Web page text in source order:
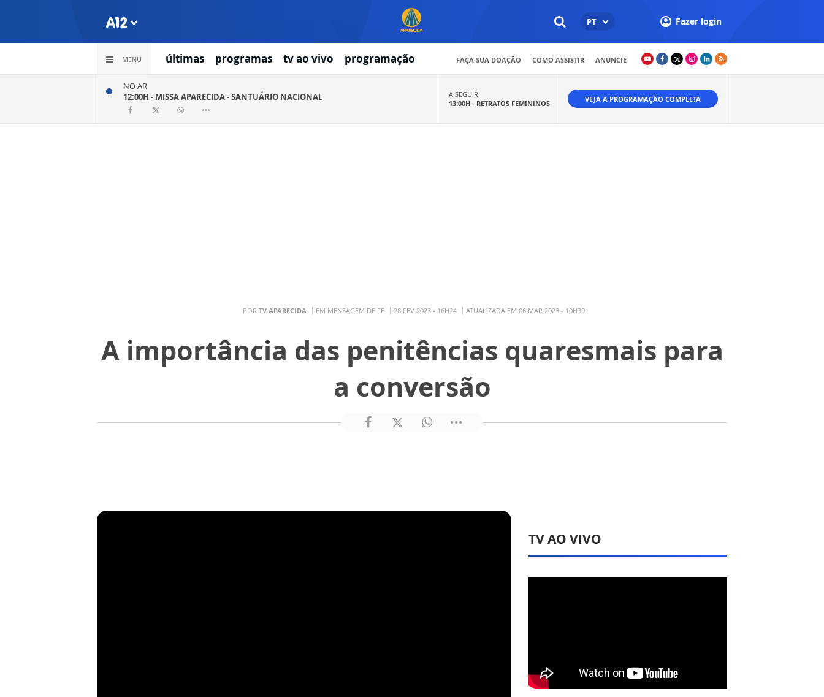
PT Fazer login
MENU últimas programas tv ao vivo programação FAÇA SUA DOAÇÃO COMO ASSISTIR ANUNCIE
NO AR
12:00H - MISSA APARECIDA - SANTUÁRIO NACIONAL
A SEGUIR
13:00H - RETRATOS FEMININOS VEJA A PROGRAMAÇÃO COMPLETA
POR TV APARECIDA EM MENSAGEM DE FÉ 28 FEV 2023 - 16H24 ATUALIZADA EM 06 MAR 2023 - 10H39
A importância das penitências quaresmais para
a conversão
TV AO VIVO